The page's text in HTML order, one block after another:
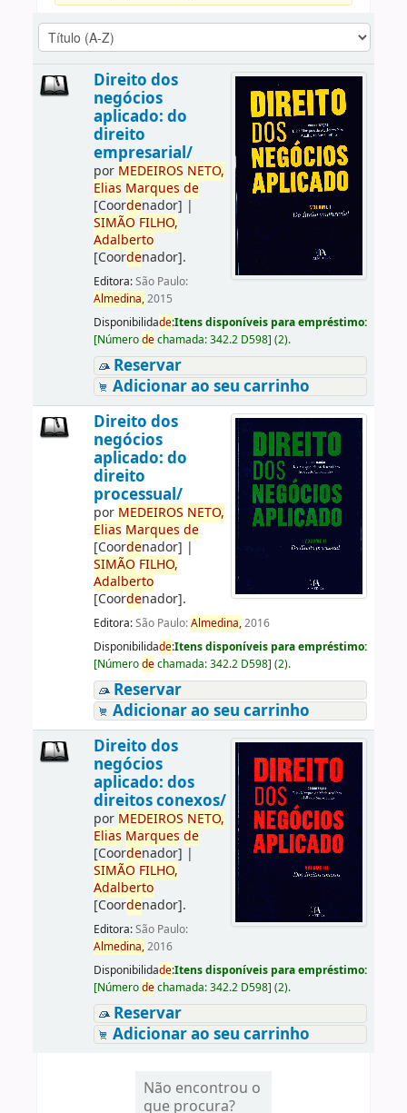
Direito dos
negócios
aplicado: do
direito
empresarial/
por MEDEIROS NETO,
Elias Marques de
[Coordenador] |
SIMÃO FILHO,
Adalberto
[Coordenador].
Editora:São Paulo:
Almedina,2015
Disponibilidade:Itens disponíveis para empréstimo:
[Númerodechamada:342.2 D598] (2).
Reservar
Adicionar ao seu carrinho
Direito dos
negócios
aplicado: do
direito
processual/
por MEDEIROS NETO,
Elias Marques de
[Coordenador] |
SIMÃO FILHO,
Adalberto
[Coordenador].
Editora:São Paulo:Almedina,2016
Disponibilidade:Itens disponíveis para empréstimo:
[Númerodechamada:342.2 D598] (2).
Reservar
Adicionar ao seu carrinho
Direito dos
negócios
aplicado: dos
direitos conexos/
por MEDEIROS NETO,
Elias Marques de
[Coordenador] |
SIMÃO FILHO,
Adalberto
[Coordenador].
Editora:São Paulo:
Almedina,2016
Disponibilidade:Itens disponíveis para empréstimo:
[Númerodechamada:342.2 D598] (2).
Reservar
Adicionar ao seu carrinho
Não encontrou o
que procura?